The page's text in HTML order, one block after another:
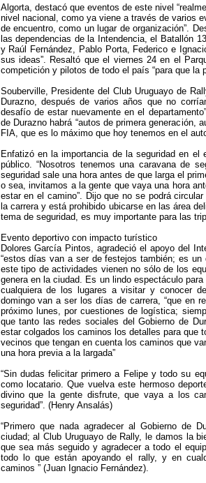
Algorta, destacó que eventos de este nivel
nivel nacional, como ya viene a través de varios
de encuentro, como un lugar de organización”.
las dependencias de la Intendencia, el Batallón
y Raúl Fernández, Pablo Porta, Federico e
sus ideas”. Resaltó que el viernes 24 en el
competición y pilotos de todo el país “para que la
Souberville, Presidente del Club Uruguayo de
Durazno, después de varios años que no
desafío de estar nuevamente en el
de Durazno habrá “autos de primera generación,
FIA, que es lo máximo que hoy tenemos en el
Enfatizó en la importancia de la seguridad en el
público. “Nosotros tenemos una caravana de
seguridad sale una hora antes de que larga el
o sea, invitamos a la gente que vaya una hora
estar en el camino”. Dijo que no se podrá
la carrera y está prohibido ubicarse en las área
tema de seguridad, es muy importante para las
Evento deportivo con impacto turístico
Dolores García Pintos, agradeció el apoyo del
“estos días van a ser de festejos también; es
este tipo de actividades vienen no sólo de los
genera en la ciudad. Es un lindo espectáculo
cualquiera de los lugares a visitar y conocer
domingo van a ser los días de carrera, “que en
próximo lunes, por cuestiones de logística;
que tanto las redes sociales del Gobierno de
estar colgados los caminos los detalles para que
vecinos que tengan en cuenta los caminos que
una hora previa a la largada”
“Sin dudas felicitar primero a Felipe y todo su
como locatario. Que vuelva este hermoso
divino que la gente disfrute, que vaya a los
seguridad”. (Henry Ansalás)
“Primero que nada agradecer al Gobierno de
ciudad; al Club Uruguayo de Rally, le damos la
que sea más seguido y agradecer a todo el
todo lo que están apoyando el rally, y en
caminos ” (Juan Ignacio Fernández).